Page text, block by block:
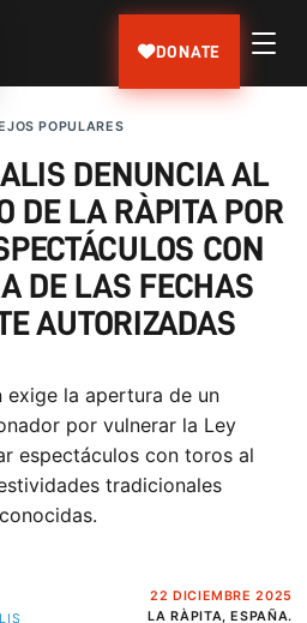
DONATE
POPULARES
DENUNCIA AL
DE LA RÀPITA POR
CON
DE LAS FECHAS
AUTORIZADAS
exige la apertura de un
por vulnerar la Ley
espectáculos con toros al
tradicionales
22 DICIEMBRE 2025
LA RÀPITA, ESPAÑA.